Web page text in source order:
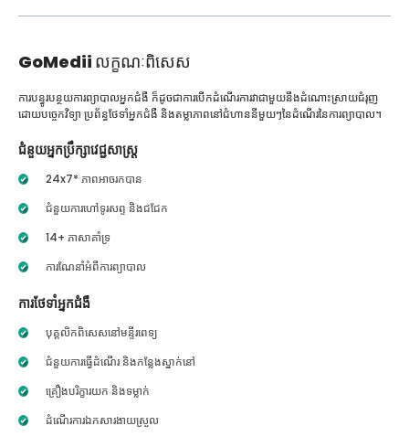
GoMedii លក្ខណៈពិសេស
ការបន្ធូរបន្ថយការព្យាបាលអ្នកជំងឺ ក៏ដូចជាការបើកដំណើរការវាជាមួយនឹងដំណោះស្រាយជំរុញ
ដោយបច្ចេកវិទ្យា ប្រព័ន្ធថែទាំអ្នកជំងឺ និងតម្លាភាពនៅជំហាននីមួយៗនៃដំណើរនៃការព្យាបាល។
ជំនួយអ្នកប្រឹក្សាវេជ្ជសាស្ត្រ
24x7* ភាពអាចរកបាន
ជំនួយការហៅទូរសព្ទ និងជជែក
14+ ភាសាគាំទ្រ
ការណែនាំអំពីការព្យាបាល
ការថែទាំអ្នកជំងឺ
បុគ្គលិកពិសេសនៅមន្ទីរពេទ្យ
ជំនួយការធ្វើដំណើរ និងកន្លែងស្នាក់នៅ
គ្រឿងបរិក្ខារយក និងទម្លាក់
ដំណើរការឯកសារងាយស្រួល